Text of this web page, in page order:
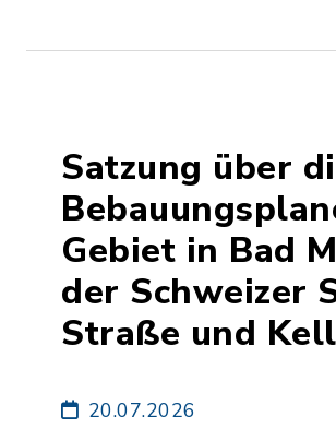
Satzung über
Gebiet in Bad
der Schweizer
Straße und
20.07.2026